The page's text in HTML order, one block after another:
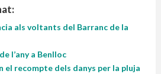
als voltants del Barranc de la
l’any a Benlloc
el recompte dels danys per la pluja